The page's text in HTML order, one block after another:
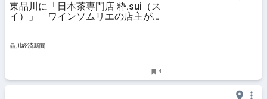
東品川に「日本茶専門店 粋.sui（ス
イ）」 ワインソムリエの店主が出
品川経済新聞
4